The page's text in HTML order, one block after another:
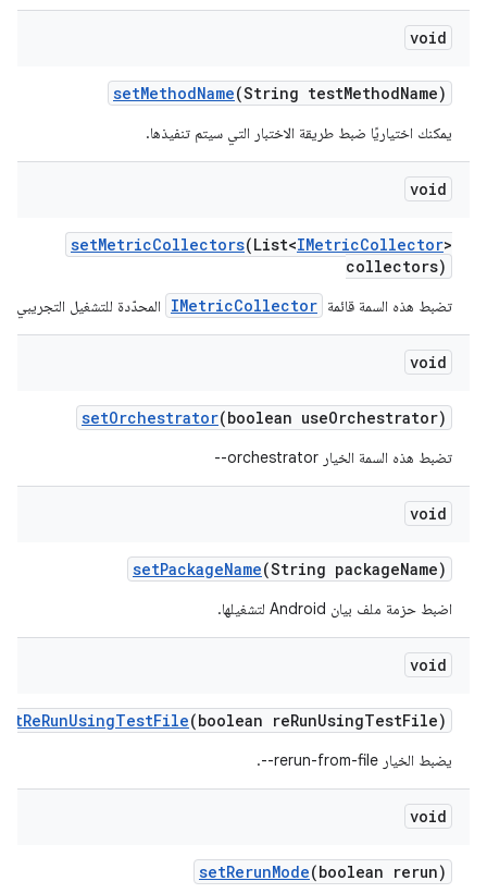
void
setMethodName(String testMethodName)
يمكنك اختياريًا ضبط طريقة الاختبار التي سيتم تنفيذها.
void
setMetricCollectors(List<IMetricCollector>
collectors)
تضبط هذه السمة قائمة IMetricCollector المحدّدة للتشغيل التجريبي.
void
setOrchestrator(boolean useOrchestrator)
تضبط هذه السمة الخيار ‎--orchestrator
void
setPackageName(String packageName)
اضبط حزمة ملف بيان Android لتشغيلها.
void
ReRunUsingTestFile(boolean reRunUsingTestFile)
يضبط الخيار ‎--rerun-from-file.
void
setRerunMode(boolean rerun)